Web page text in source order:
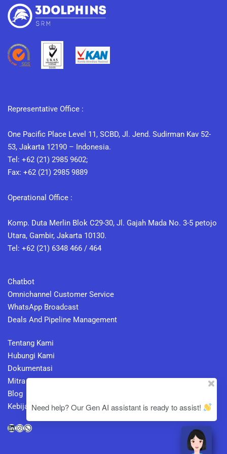
Representative Office :
One Pacific Place Level 11, SCBD, Jl. Jend. Sudirman Kav 52-
53, Jakarta 12190 – Indonesia.
Tel: +62 (21) 2985 9602;
Fax: +62 (21) 2985 9889
Operational Office :
Komp. Duta Merlin Blok C29-30, Jl. Gajah Mada No. 3-5 petojo
Utara, Gambir, Jakarta 10130.
Tel: +62 (21) 6348 466 / 464
Chatbot
Omnichannel Customer Service
WhatsApp Broadcast
Deals And Pipeline Management
Tentang Kami
Hubungi Kami
Dokumentasi
Mitra
Blog
Kebijakan Privasi
LinkedIn InstagramWhatsApp
Copyright ©2024 3DOLPHINS All Rights Reserved
Need help? Our Gen AI assistant is ready to assist!